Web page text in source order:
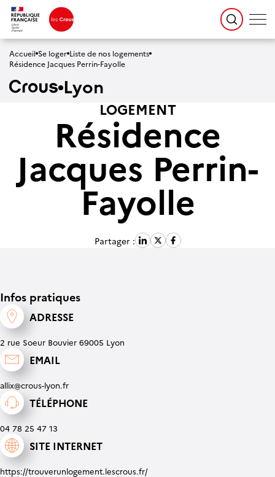
Accueil Se loger Liste de nos logements
Résidence Jacques Perrin-Fayolle
Lyon
LOGEMENT
Résidence
Jacques Perrin-
Fayolle
Partager :
Infos pratiques
ADRESSE
2 rue Soeur Bouvier 69005 Lyon
EMAIL
allix@crous-lyon.fr
TÉLÉPHONE
04 78 25 47 13
SITE INTERNET
https://trouverunlogement.lescrous.fr/